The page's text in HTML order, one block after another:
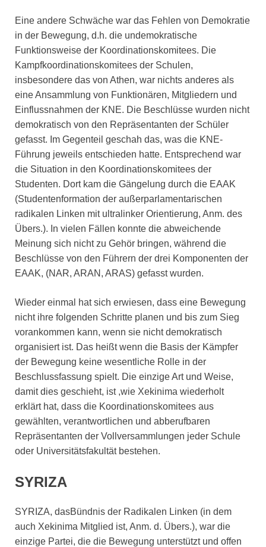
Eine andere Schwäche war das Fehlen von Demokratie
in der Bewegung, d.h. die undemokratische
Funktionsweise der Koordinationskomitees. Die
Kampfkoordinationskomitees der Schulen,
insbesondere das von Athen, war nichts anderes als
eine Ansammlung von Funktionären, Mitgliedern und
Einflussnahmen der KNE. Die Beschlüsse wurden nicht
demokratisch von den Repräsentanten der Schüler
gefasst. Im Gegenteil geschah das, was die KNE-
Führung jeweils entschieden hatte. Entsprechend war
die Situation in den Koordinationskomitees der
Studenten. Dort kam die Gängelung durch die EAAK
(Studentenformation der außerparlamentarischen
radikalen Linken mit ultralinker Orientierung, Anm. des
Übers.). In vielen Fällen konnte die abweichende
Meinung sich nicht zu Gehör bringen, während die
Beschlüsse von den Führern der drei Komponenten der
EAAK, (NAR, ARAN, ARAS) gefasst wurden.
Wieder einmal hat sich erwiesen, dass eine Bewegung
nicht ihre folgenden Schritte planen und bis zum Sieg
vorankommen kann, wenn sie nicht demokratisch
organisiert ist. Das heißt wenn die Basis der Kämpfer
der Bewegung keine wesentliche Rolle in der
Beschlussfassung spielt. Die einzige Art und Weise,
damit dies geschieht, ist ,wie Xekinima wiederholt
erklärt hat, dass die Koordinationskomitees aus
gewählten, verantwortlichen und abberufbaren
Repräsentanten der Vollversammlungen jeder Schule
oder Universitätsfakultät bestehen.
SYRIZA
SYRIZA, dasВündnis der Radikalen Linken (in dem
auch Xekinima Mitglied ist, Anm. d. Übers.), war die
einzige Partei, die die Bewegung unterstützt und offen